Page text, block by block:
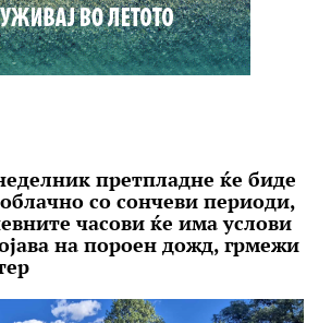
претпладне ќе биде
со сончеви периоди,
часови ќе има услови
на пороен дожд, грмежи